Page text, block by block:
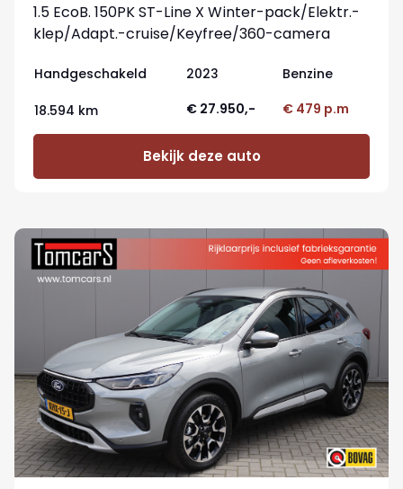
1.5 EcoB. 150PK ST-Line X Winter-pack/Elektr.-
klep/Adapt.-cruise/Keyfree/360-camera
Handgeschakeld 2023 Benzine
18.594 km € 27.950,- € 479 p.m
Bekijk deze auto